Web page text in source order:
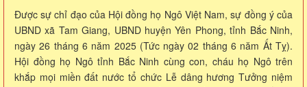
Được sự chỉ đạo của Hội đồng họ Ngô Việt Nam, sự đồng ý của
UBND xã Tam Giang, UBND huyện Yên Phong, tỉnh Bắc Ninh,
ngày 26 tháng 6 năm 2025 (Tức ngày 02 tháng 6 năm Ất Tỵ).
Hội đồng họ Ngô tỉnh Bắc Ninh cùng con, cháu họ Ngô trên
khắp mọi miền đất nước tổ chức Lễ dâng hương Tưởng niệm